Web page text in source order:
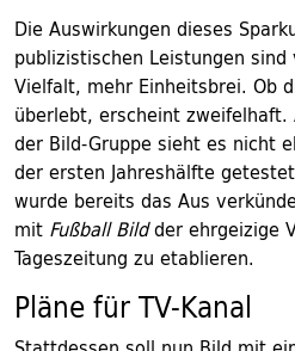
Die Auswirkungen dieses
publizistischen Leistungen
Vielfalt, mehr Einheitsbrei. Ob
überlebt, erscheint
der Bild-Gruppe sieht es nicht
der ersten Jahreshälfte
wurde bereits das Aus
mit Fußball Bildder ehrgeizige
Tageszeitung zu etablieren.
Pläne für TV-Kanal